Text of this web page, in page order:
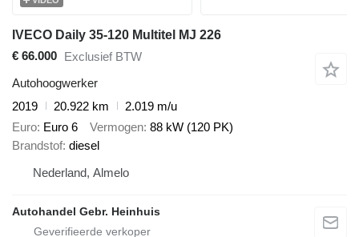
IVECO Daily 35-120 Multitel MJ 226
€ 66.000 Exclusief BTW
Autohoogwerker
2019
20.922 km
2.019 m/u
Euro Euro 6 Vermogen 88 kW (120 PK)
Brandstof diesel
Nederland, Almelo
Autohandel Gebr. Heinhuis